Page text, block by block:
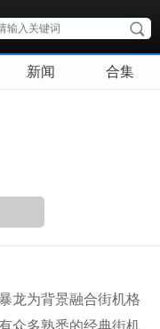
新闻 合集
为背景融合街机格
众多熟悉的经典街机